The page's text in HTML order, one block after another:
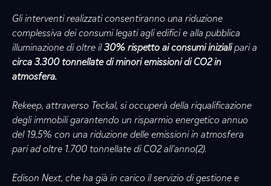
Gli interventi realizzati consentiranno una riduzione
complessiva dei consumi legati agli edifici e alla pubblica
illuminazione di oltre il30% rispetto ai consumi inizialipari a
circa 3.300 tonnellate di minori emissioni di CO2 in
atmosfera.
Rekeep, attraverso Teckal, si occuperà della riqualificazione
degli immobili garantendo un risparmio energetico annuo
del 19,5% con una riduzione delle emissioni in atmosfera
pari ad oltre 1.700 tonnellate di CO2 all’anno(2).
Edison Next, che ha già in carico il servizio di gestione e